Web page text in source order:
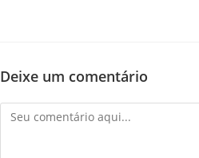
Deixe um comentário